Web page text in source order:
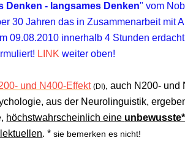
Denken - langsames Denken" vom
30 Jahren das in Zusammenarbeit mit
09.08.2010 innerhalb 4 Stunden
LINK weiter oben!
und N400-Effekt (DI), auch N200- und
aus der Neurolinguistik,
höchstwahrscheinlich eine unbewusste*
. *sie bemerken es nicht!